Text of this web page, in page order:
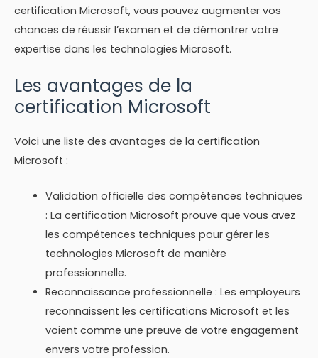
certification Microsoft, vous pouvez augmenter vos
chances de réussir l’examen et de démontrer votre
expertise dans les technologies Microsoft.
Les avantages de la
certification Microsoft
Voici une liste des avantages de la certification
Microsoft :
Validation officielle des compétences techniques
: La certification Microsoft prouve que vous avez
les compétences techniques pour gérer les
technologies Microsoft de manière
professionnelle.
Reconnaissance professionnelle : Les employeurs
reconnaissent les certifications Microsoft et les
voient comme une preuve de votre engagement
envers votre profession.